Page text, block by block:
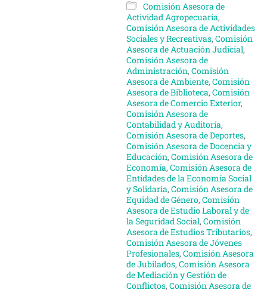
Comisión Asesora de
Actividad Agropecuaria,
Comisión Asesora de Actividades
Sociales y Recreativas,Comisión
Asesora de Actuación Judicial,
Comisión Asesora de
Administración,Comisión
Asesora de Ambiente,Comisión
Asesora de Biblioteca,Comisión
Asesora de Comercio Exterior,
Comisión Asesora de
Contabilidad y Auditoría,
Comisión Asesora de Deportes,
Comisión Asesora de Docencia y
Educación,Comisión Asesora de
Economía,Comisión Asesora de
Entidades de la Economía Social
y Solidaria,Comisión Asesora de
Equidad de Género,Comisión
Asesora de Estudio Laboral y de
la Seguridad Social,Comisión
Asesora de Estudios Tributarios,
Comisión Asesora de Jóvenes
Profesionales,Comisión Asesora
de Jubilados,Comisión Asesora
de Mediación y Gestión de
Conflictos,Comisión Asesora de